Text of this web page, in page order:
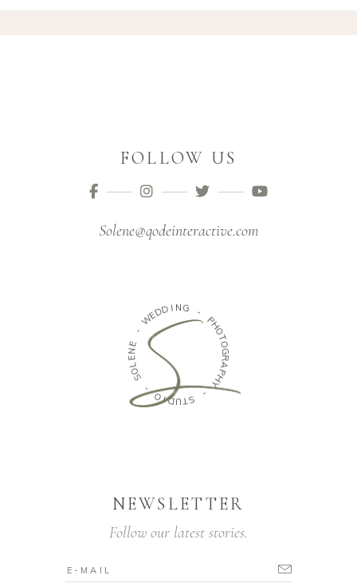
FOLLOW US
Solene@qodeinteractive.com
-
WED DIN G
-
P
H
O
T
O
G
R
A
P
H
Y
-
S
T
U
D
I
O
-
S
O
L
E
E
NEWSLETTER
Follow our latest stories.